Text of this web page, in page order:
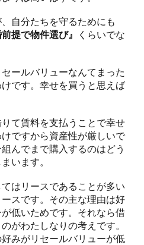
自分たちを守るためにも
提で物件選び』
くらいでな
ールバリューなんてまった
です。幸せを買うと思えば
て賃料を支払うことで幸せ
ですから資産性が厳しいで
んでまで購入するのはどう
います。
はリースであることが多い
スです。その主な理由は好
低いためです。それなら借
がわたしなりの考えです。
みがリセールバリューが低